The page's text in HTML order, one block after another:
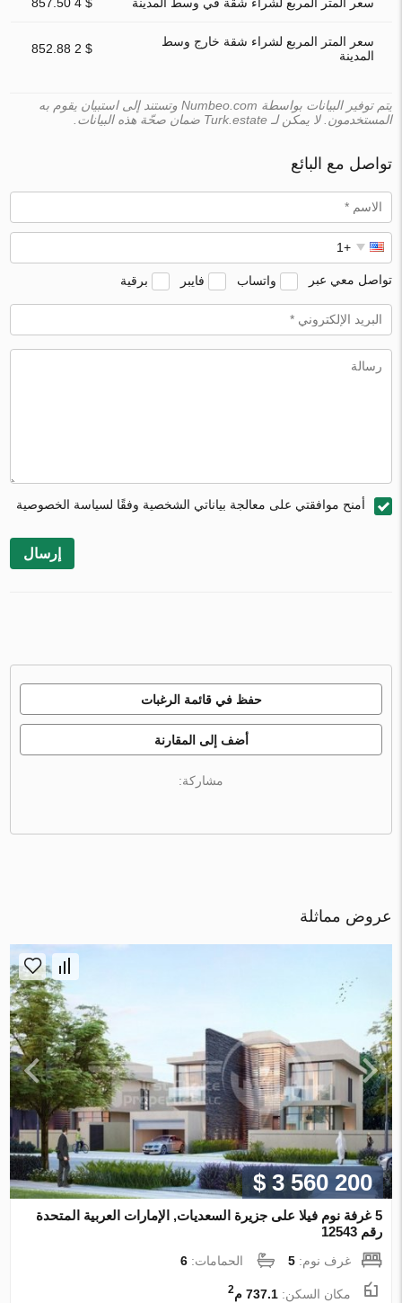
سعر المتر المربع لشراء شقة خارج وسط
المدينة
$ 2 852.88
يتم توفير البيانات بواسطة Numbeo.com وتستند إلى استبيان يقوم به
المستخدمون. لا يمكن لـ Turk.estate ضمان صحّة هذه البيانات.
تواصل مع البائع
تواصل معي عبر واتساب فايبر برقية
أمنح موافقتي على معالجة بياناتي الشخصية وفقًا لسياسة الخصوصية
إرسال
حفظ في قائمة الرغبات
أضف إلى المقارنة
مشاركة:
عروض مماثلة
$ 3 560 200
5 غرفة نوم فيلا على جزيرة السعديات, الإمارات العربية المتحدة
رقم 12543
غرف نوم:5 الحمامات:6
مكان السكن:737.1 م 2